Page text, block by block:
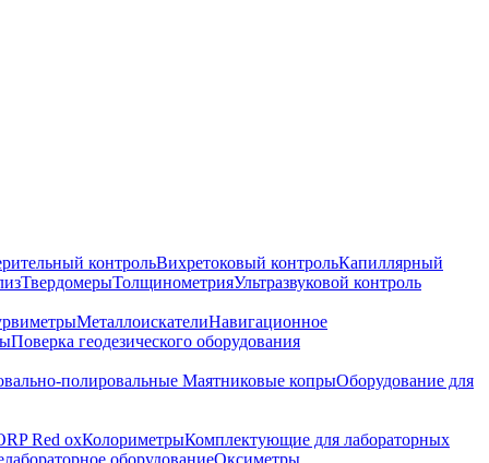
контрольВихретоковый контрольКапиллярный
ТвердомерыТолщинометрияУльтразвуковой контроль
МеталлоискателиНавигационное
Поверка геодезического оборудования
полировальные Маятниковые копрыОборудование для
Red oxКолориметрыКомплектующие для лабораторных